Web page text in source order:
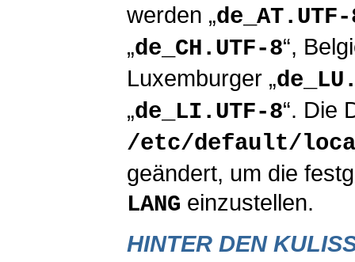
werden „
„de_CH.UTF-8“,
Luxemburger „
„de_LI.UTF-8“. Die
/etc/default/
geändert, um die
LANG einzustellen.
HINTER DEN